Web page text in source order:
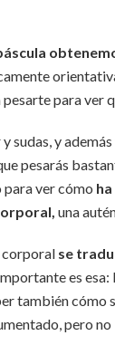
para ver
sudas, y
pesarás
para ver cómo
una
corporal se
es
también cómo
pero